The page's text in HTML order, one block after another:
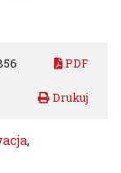
PDF
,